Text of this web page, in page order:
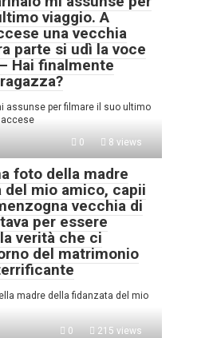
viaggio. A
una vecchia
parte si udì la voce
Hai finalmente
assunse per filmare il suo ultimo
0 8 views
foto della madre
del mio amico, capii
vecchia di
per essere
verità che ci
del matrimonio
madre della fidanzata del mio
0 215 views